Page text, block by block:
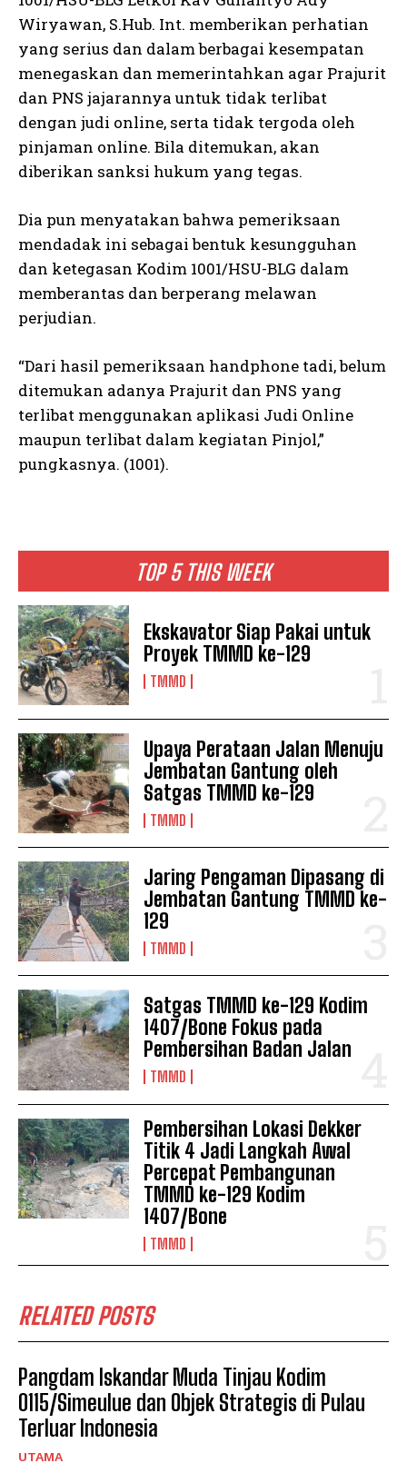
TOP 5 THIS WEEK
Ekskavator Siap Pakai untuk
Proyek TMMD ke-129
TMMD
Upaya Perataan Jalan Menuju
Jembatan Gantung oleh
Satgas TMMD ke-129
TMMD
Jaring Pengaman Dipasang di
Jembatan Gantung TMMD ke-
129
TMMD
Satgas TMMD ke-129 Kodim
1407/Bone Fokus pada
Pembersihan Badan Jalan
TMMD
Pembersihan Lokasi Dekker
Titik 4 Jadi Langkah Awal
Percepat Pembangunan
TMMD ke-129 Kodim
1407/Bone
TMMD
RELATED POSTS
Pangdam Iskandar Muda Tinjau Kodim
0115/Simeulue dan Objek Strategis di Pulau
Terluar Indonesia
UTAMA
Wiryawan, S.Hub. Int. memberikan perhatian
yang serius dan dalam berbagai kesempatan
menegaskan dan memerintahkan agar Prajurit
dan PNS jajarannya untuk tidak terlibat
dengan judi online, serta tidak tergoda oleh
pinjaman online. Bila ditemukan, akan
diberikan sanksi hukum yang tegas.
Dia pun menyatakan bahwa pemeriksaan
mendadak ini sebagai bentuk kesungguhan
dan ketegasan Kodim 1001/HSU-BLG dalam
memberantas dan berperang melawan
perjudian.
“Dari hasil pemeriksaan handphone tadi, belum
ditemukan adanya Prajurit dan PNS yang
terlibat menggunakan aplikasi Judi Online
maupun terlibat dalam kegiatan Pinjol,”
pungkasnya. (1001).